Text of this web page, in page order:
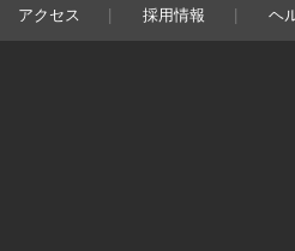
アクセス 採用情報 ヘ